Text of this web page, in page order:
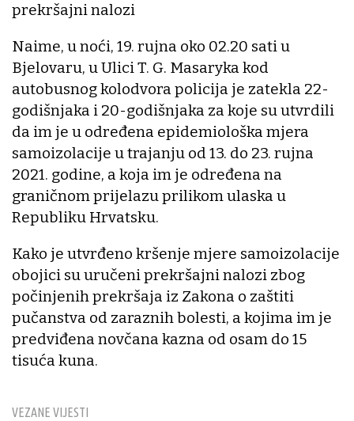
VEZANE VIJESTI
prekršajni nalozi
Naime, u noći, 19. rujna oko 02.20 sati u
Bjelovaru, u Ulici T. G. Masaryka kod
autobusnog kolodvora policija je zatekla 22-
godišnjaka i 20-godišnjaka za koje su utvrdili
da im je u određena epidemiološka mjera
samoizolacije u trajanju od 13. do 23. rujna
2021. godine, a koja im je određena na
graničnom prijelazu prilikom ulaska u
Republiku Hrvatsku.
Kako je utvrđeno kršenje mjere samoizolacije
obojici su uručeni prekršajni nalozi zbog
počinjenih prekršaja iz Zakona o zaštiti
pučanstva od zaraznih bolesti, a kojima im je
predviđena novčana kazna od osam do 15
tisuća kuna.